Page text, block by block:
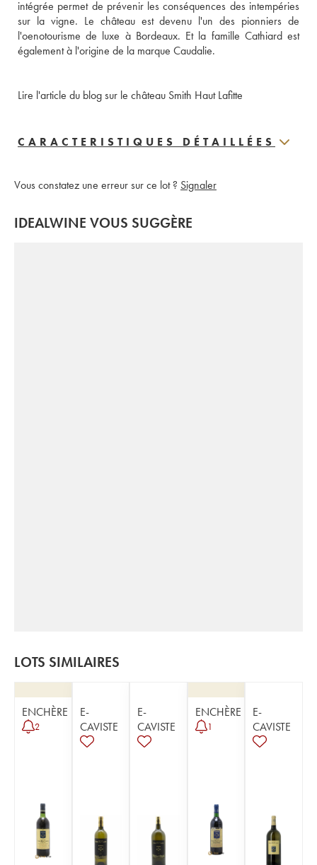
intégrée permet de prévenir les conséquences des intempéries
sur la vigne. Le château est devenu l'un des pionniers de
l'oenotourisme de luxe à Bordeaux. Et la famille Cathiard est
également à l'origine de la marque Caudalie.
Lire l'article du blog sur le château Smith Haut Lafitte
CARACTERISTIQUES DÉTAILLÉES
Vous constatez une erreur sur ce lot ? Signaler
IDEALWINE VOUS SUGGÈRE
LOTS SIMILAIRES
ENCHÈRE
2
E-
CAVISTE
E-
CAVISTE
ENCHÈRE
1
E-
CAVISTE